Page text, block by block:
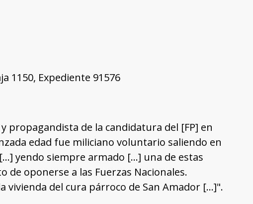
1150, Expediente 91576
propagandista de la candidatura del [FP] en
edad fue miliciano voluntario saliendo en
yendo siempre armado […] una de estas
de oponerse a las Fuerzas Nacionales.
vivienda del cura párroco de San Amador […]".